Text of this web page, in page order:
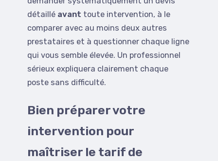
détaillé avant toute intervention, à le
comparer avec au moins deux autres
prestataires et à questionner chaque ligne
qui vous semble élevée. Un professionnel
sérieux expliquera clairement chaque
poste sans difficulté.
Bien préparer votre
intervention pour
maîtriser le tarif de